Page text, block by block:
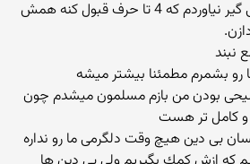
سالیان هنوز یه متفکر دینی گیر نیاوردم که 4 تا حرف قبول کنه همش
نبند
رو بشمرم مطمئنا بیشتر میشه
بودن من بازم مسلمون میشدم چون
و كامل تر هست
بی دین هیچ وقت دلگرمی ما رو نداره